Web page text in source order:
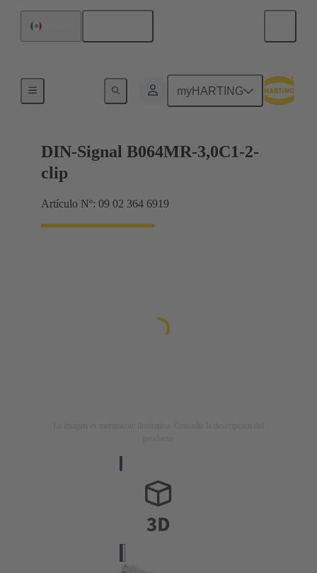
myHARTING
Terminación de placa madre a tarjeta hija
DIN-Signal B064MR-3,0C1-2-
clip
Artículo Nº: 09 02 364 6919